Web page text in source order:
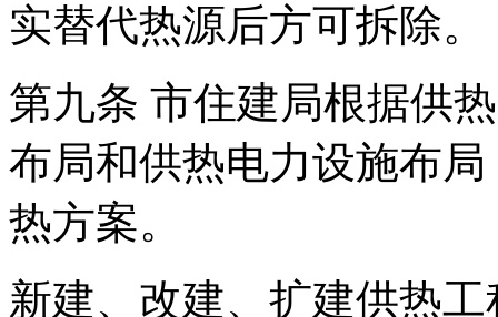
实替代热源后方可拆除。
第九条 市住建局根据供
布局和供热电力设施布
热方案。
新建、改建、扩建供热